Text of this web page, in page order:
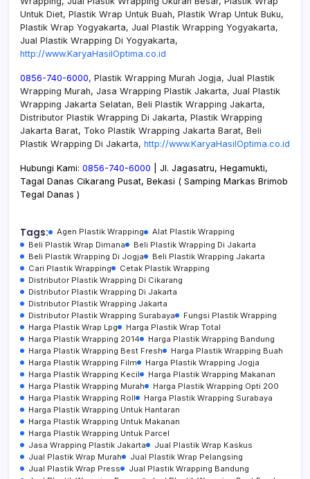
Untuk Diet, Plastik Wrap Untuk Buah, Plastik Wrap Untuk Buku,
Plastik Wrap Yogyakarta, Jual Plastik Wrapping Yogyakarta,
Jual Plastik Wrapping Di Yogyakarta,
http://www.KaryaHasilOptima.co.id
0856-740-6000, Plastik Wrapping Murah Jogja, Jual Plastik
Wrapping Murah, Jasa Wrapping Plastik Jakarta, Jual Plastik
Wrapping Jakarta Selatan, Beli Plastik Wrapping Jakarta,
Distributor Plastik Wrapping Di Jakarta, Plastik Wrapping
Jakarta Barat, Toko Plastik Wrapping Jakarta Barat, Beli
Plastik Wrapping Di Jakarta, http://www.KaryaHasilOptima.co.id
Hubungi Kami: 0856-740-6000 | Jl. Jagasatru, Hegamukti,
Tagal Danas Cikarang Pusat, Bekasi ( Samping Markas Brimob
Tegal Danas )
Tags: Agen Plastik Wrapping
Alat Plastik Wrapping
Beli Plastik Wrap Dimana
Beli Plastik Wrapping Di Jakarta
Beli Plastik Wrapping Di Jogja
Beli Plastik Wrapping Jakarta
Cari Plastik Wrapping
Cetak Plastik Wrapping
Distributor Plastik Wrapping Di Cikarang
Distributor Plastik Wrapping Di Jakarta
Distributor Plastik Wrapping Jakarta
Distributor Plastik Wrapping Surabaya
Fungsi Plastik Wrapping
Harga Plastik Wrap Lpg
Harga Plastik Wrap Total
Harga Plastik Wrapping 2014
Harga Plastik Wrapping Bandung
Harga Plastik Wrapping Best Fresh
Harga Plastik Wrapping Buah
Harga Plastik Wrapping Film
Harga Plastik Wrapping Jogja
Harga Plastik Wrapping Kecil
Harga Plastik Wrapping Makanan
Harga Plastik Wrapping Murah
Harga Plastik Wrapping Opti 200
Harga Plastik Wrapping Roll
Harga Plastik Wrapping Surabaya
Harga Plastik Wrapping Untuk Hantaran
Harga Plastik Wrapping Untuk Makanan
Harga Plastik Wrapping Untuk Parcel
Jasa Wrapping Plastik Jakarta
Jual Plastik Wrap Kaskus
Jual Plastik Wrap Murah
Jual Plastik Wrap Pelangsing
Jual Plastik Wrap Press
Jual Plastik Wrapping Bandung